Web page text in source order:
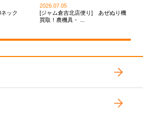
ック
2026.07.05
[ジャム倉吉北店便り] あぜぬり機
買取！農機具・ ...